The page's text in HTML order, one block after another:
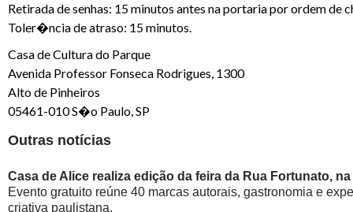
Retirada de senhas: 15 minutos antes na portaria por ordem de
Toler�ncia de atraso: 15 minutos.
Casa de Cultura do Parque
Avenida Professor Fonseca Rodrigues, 1300
Alto de Pinheiros
05461-010 S�o Paulo, SP
Outras notícias
Casa de Alice realiza edição da feira da Rua Fortunato,
Evento gratuito reúne 40 marcas autorais, gastronomia e
criativa paulistana.